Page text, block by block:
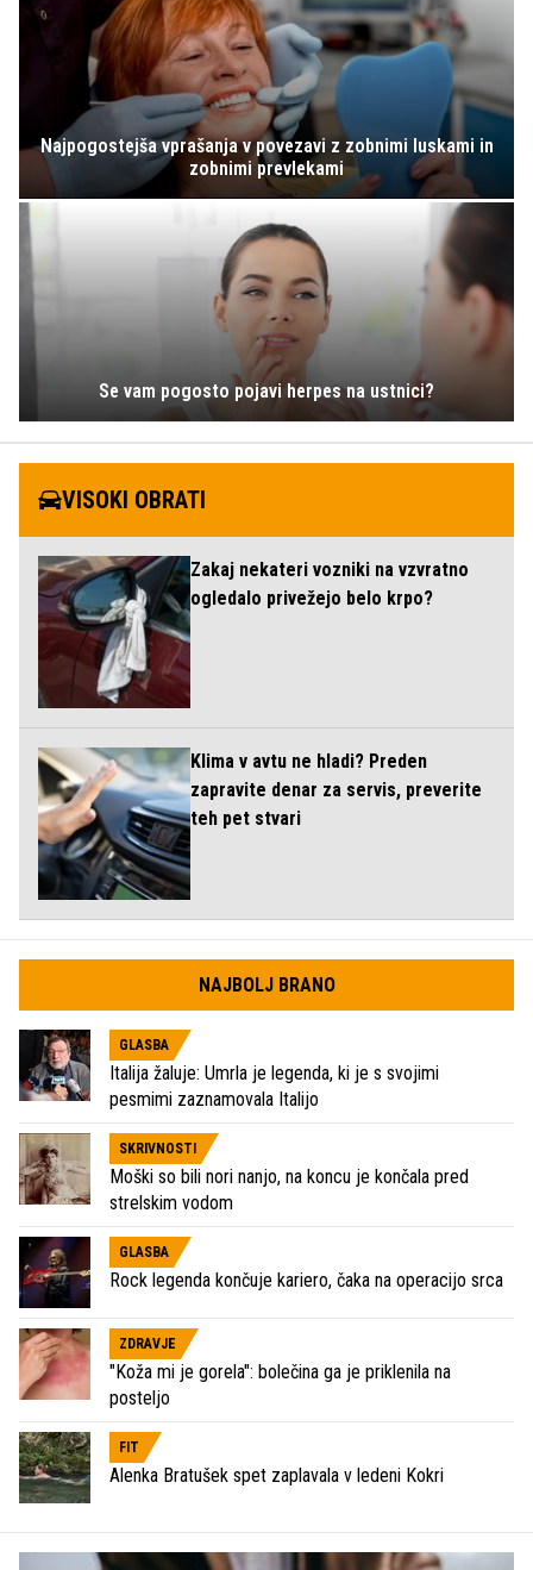
Najpogostejša vprašanja v povezavi z zobnimi luskami in
zobnimi prevlekami
Se vam pogosto pojavi herpes na ustnici?
VISOKI OBRATI
Zakaj nekateri vozniki na vzvratno
ogledalo privežejo belo krpo?
Klima v avtu ne hladi? Preden
zapravite denar za servis, preverite
teh pet stvari
NAJBOLJ BRANO
GLASBA
Italija žaluje: Umrla je legenda, ki je s svojimi
pesmimi zaznamovala Italijo
SKRIVNOSTI
Moški so bili nori nanjo, na koncu je končala pred
strelskim vodom
GLASBA
Rock legenda končuje kariero, čaka na operacijo srca
ZDRAVJE
"Koža mi je gorela": bolečina ga je priklenila na
posteljo
FIT
Alenka Bratušek spet zaplavala v ledeni Kokri